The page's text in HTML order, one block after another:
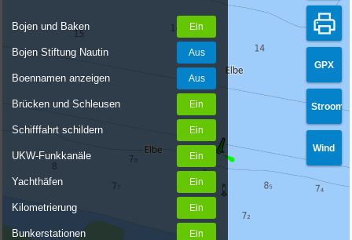
Bojen und Baken
Bojen Stiftung Nautin
Boennamen anzeigen
Brücken und Schleusen
Schifffahrt schildern
UKW-Funkkanäle
Yachthäfen
Kilometrierung
Bunkerstationen
GPX
Stroom
Wind